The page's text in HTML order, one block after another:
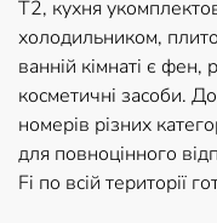
Т2, кухня
холодильником,
ванній кімнаті є
косметичні засоби.
номерів різних
для повноцінного
Fi по всій території